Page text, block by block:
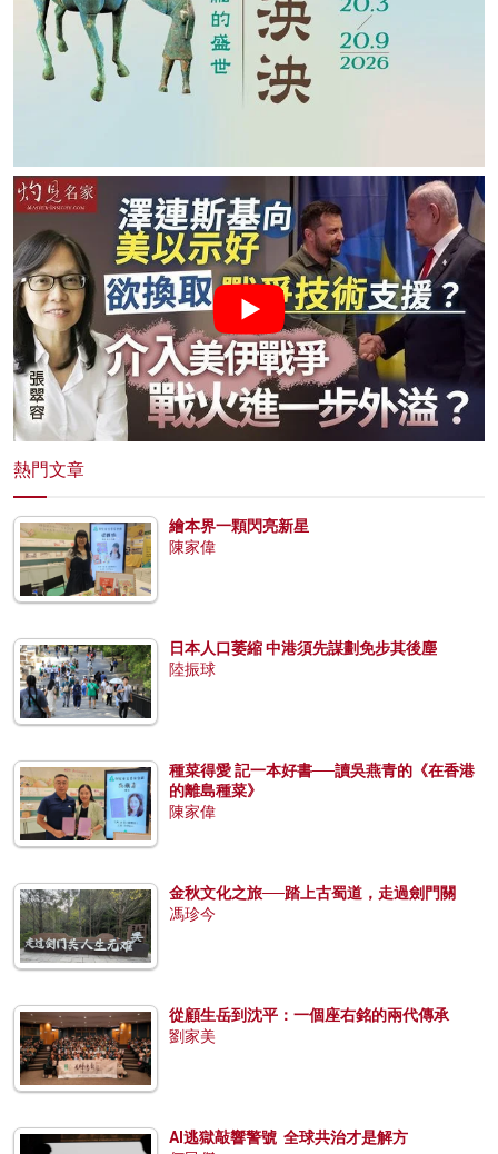
熱門文章
繪本界一顆閃亮新星
陳家偉
日本人口萎縮 中港須先謀劃免步其後塵
陸振球
種菜得愛 記一本好書──讀吳燕青的《在香港
的離島種菜》
陳家偉
金秋文化之旅──踏上古蜀道，走過劍門關
馮珍今
從顧生岳到沈平：一個座右銘的兩代傳承
劉家美
AI逃獄敲響警號 全球共治才是解方